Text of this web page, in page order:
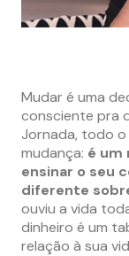
Mudar é uma
consciente pra
Jornada, todo o
mudança: é um
ensinar o seu
diferente
ouviu a vida
dinheiro é um
relação à sua